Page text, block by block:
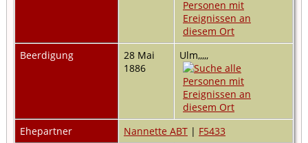
Beerdigung
28 Mai
1886
Ulm,,,,,
Ehepartner Nannette ABT | F5433